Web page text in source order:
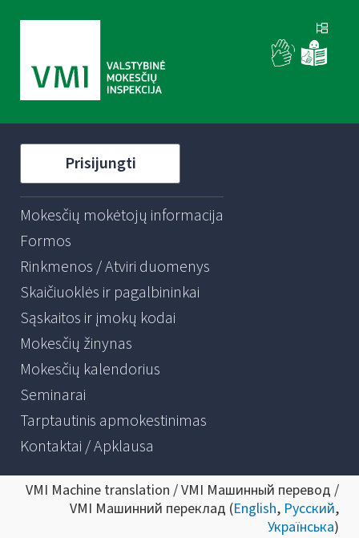
Prisijungti
Mokesčių mokėtojų informacija
Formos
Rinkmenos / Atviri duomenys
Skaičiuoklės ir pagalbininkai
Sąskaitos ir įmokų kodai
Mokesčių žinynas
Mokesčių kalendorius
Seminarai
Tarptautinis apmokestinimas
Kontaktai / Apklausa
VMI Machine translation / VMI Машинный перевод /
VMI Машинний переклад (English, Русский,
Українська)